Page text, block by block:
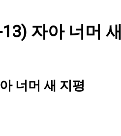
자아 너머
너머 새 지평